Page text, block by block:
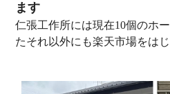
ます
仁張工作所には現在10個のホ
たそれ以外にも楽天市場をは